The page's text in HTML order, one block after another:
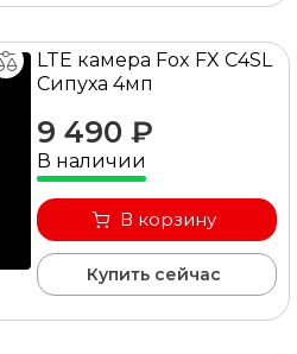
LTE камера Fox FX C4SL
Сипуха 4мп
9 490 ₽
В наличии
В корзину
Купить сейчас